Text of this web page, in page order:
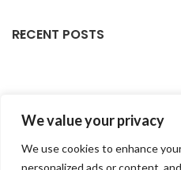
We value your privacy
We use cookies to enhance
personalized ads or content,
RECENT POSTS
PRODUCT CATEGORIES